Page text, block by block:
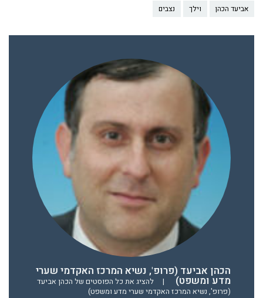
אביעד הכהן וילך נצבים
הכהן אביעד (פרופ', נשיא המרכז האקדמי שערי
מדע ומשפט) |
להציג את כל הפוסטים של הכהן אביעד
(פרופ', נשיא המרכז האקדמי שערי מדע ומשפט)